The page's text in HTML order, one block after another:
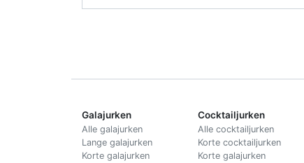
Galajurken
Alle galajurken
Lange galajurken
Korte galajurken
Cocktailjurken
Alle cocktailjurken
Korte cocktailjurken
Korte galajurken